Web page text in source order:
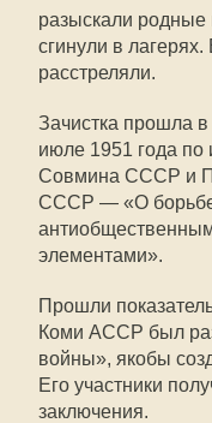
разыскали
сгинули в
расстреляли.
Зачистка прошла
июле 1951 года по
Совмина СССР и
СССР — «О
элементами».
Прошли
Коми АССР был
войны», якобы
Его участники
заключения.